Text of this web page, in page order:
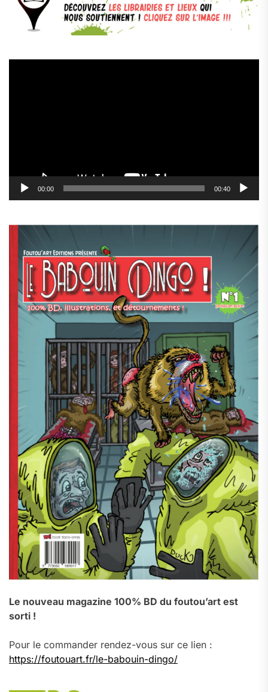
00:00 00:40
Le nouveau magazine 100% BD du foutou’art est
sorti !
Pour le commander rendez-vous sur ce lien :
https://foutouart.fr/le-babouin-dingo/